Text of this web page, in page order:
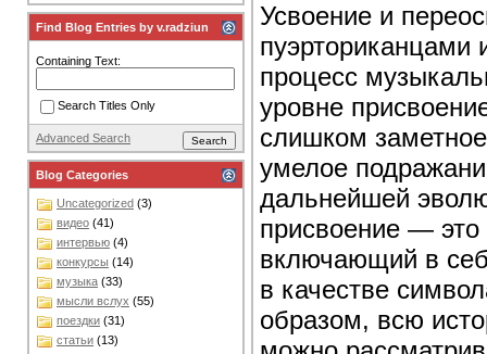
Усвоение и
пуэрториканцами
процесс
уровне
слишком
умелое
дальнейшей
присвоение —
включающий в
в качестве
образом, всю
Find Blog Entries by v.radziun
Containing Text:
Search Titles Only
Advanced Search
Blog Categories
Uncategorized (3)
видео (41)
интервью (4)
конкурсы (14)
музыка (33)
мысли вслух (55)
поездки (31)
статьи (13)